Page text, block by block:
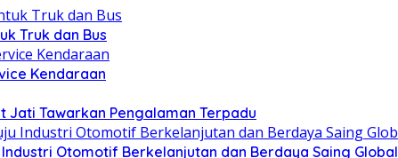
Truk dan Bus
Kendaraan
Tawarkan Pengalaman Terpadu
Otomotif Berkelanjutan dan Berdaya Saing Global